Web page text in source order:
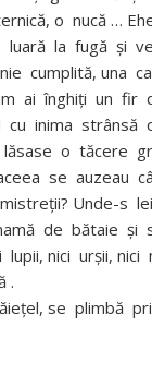
o nucă …
la fugă şi
cumplită, una
ai înghiţi un fir
cu inima
o tăcere
se auzeau
Unde-s
de bătaie şi
nici urşii,
.
se plimbă